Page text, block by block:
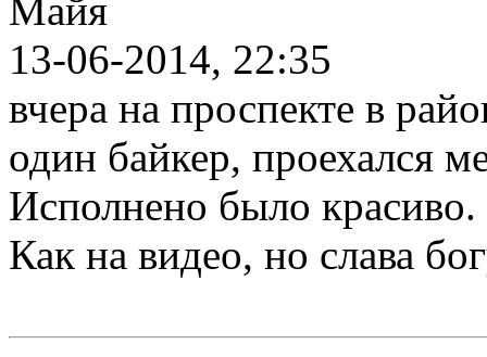
Майя
13-06-2014, 22:35
вчера на проспекте в
один байкер, проехался
Исполнено было красиво.
Как на видео, но слава